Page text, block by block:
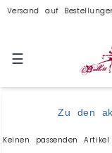
Versand auf
☰
Zu den
Keinen passenden